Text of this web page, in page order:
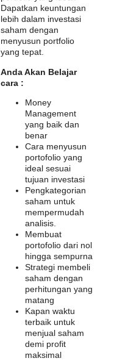
Dapatkan keuntungan
lebih dalam investasi
saham dengan
menyusun portfolio
yang tepat.
Anda Akan Belajar
cara :
Money
Management
yang baik dan
benar
Cara menyusun
portofolio yang
ideal sesuai
tujuan investasi
Pengkategorian
saham untuk
mempermudah
analisis.
Membuat
portofolio dari nol
hingga sempurna
Strategi membeli
saham dengan
perhitungan yang
matang
Kapan waktu
terbaik untuk
menjual saham
demi profit
maksimal